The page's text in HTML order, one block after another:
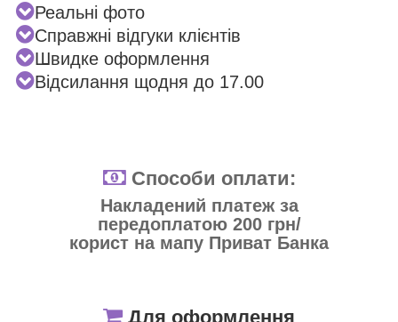
Реальні фото
Справжні відгуки клієнтів
Швидке оформлення
Відсилання щодня до 17.00
Способи оплати:
Накладений платеж за
передоплатою 200 грн/
корист на мапу Приват Банка
Для оформлення